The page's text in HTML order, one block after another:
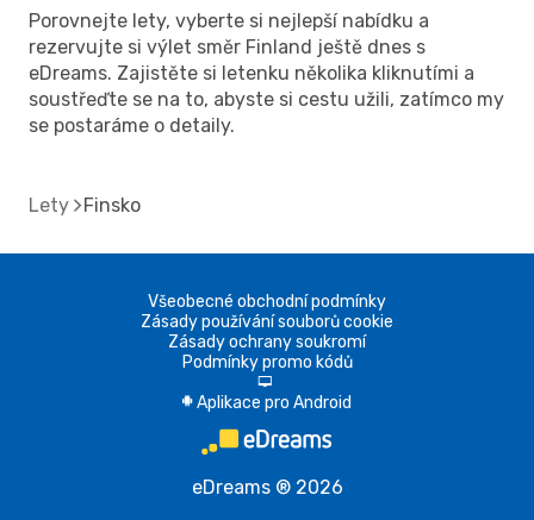
Porovnejte lety, vyberte si nejlepší nabídku a
rezervujte si výlet směr Finland ještě dnes s
eDreams. Zajistěte si letenku několika kliknutími a
soustřeďte se na to, abyste si cestu užili, zatímco my
se postaráme o detaily.
Lety Finsko
Všeobecné obchodní podmínky
Zásady používání souborů cookie
Zásady ochrany soukromí
Podmínky promo kódů
d
A Aplikace pro Android
eDreams ® 2026